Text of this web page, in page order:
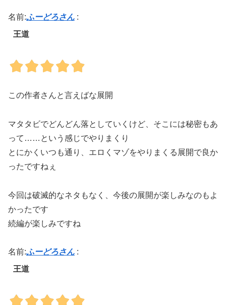
名前:ふーどろさん :
王道
この作者さんと言えばな展開
マタタビでどんどん落としていくけど、そこには秘密もあ
って……という感じでやりまくり
とにかくいつも通り、エロくマゾをやりまくる展開で良か
ったですねぇ
今回は破滅的なネタもなく、今後の展開が楽しみなのもよ
かったです
続編が楽しみですね
名前:ふーどろさん :
王道